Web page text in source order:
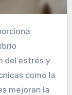
del estrés y
como la
mejoran la